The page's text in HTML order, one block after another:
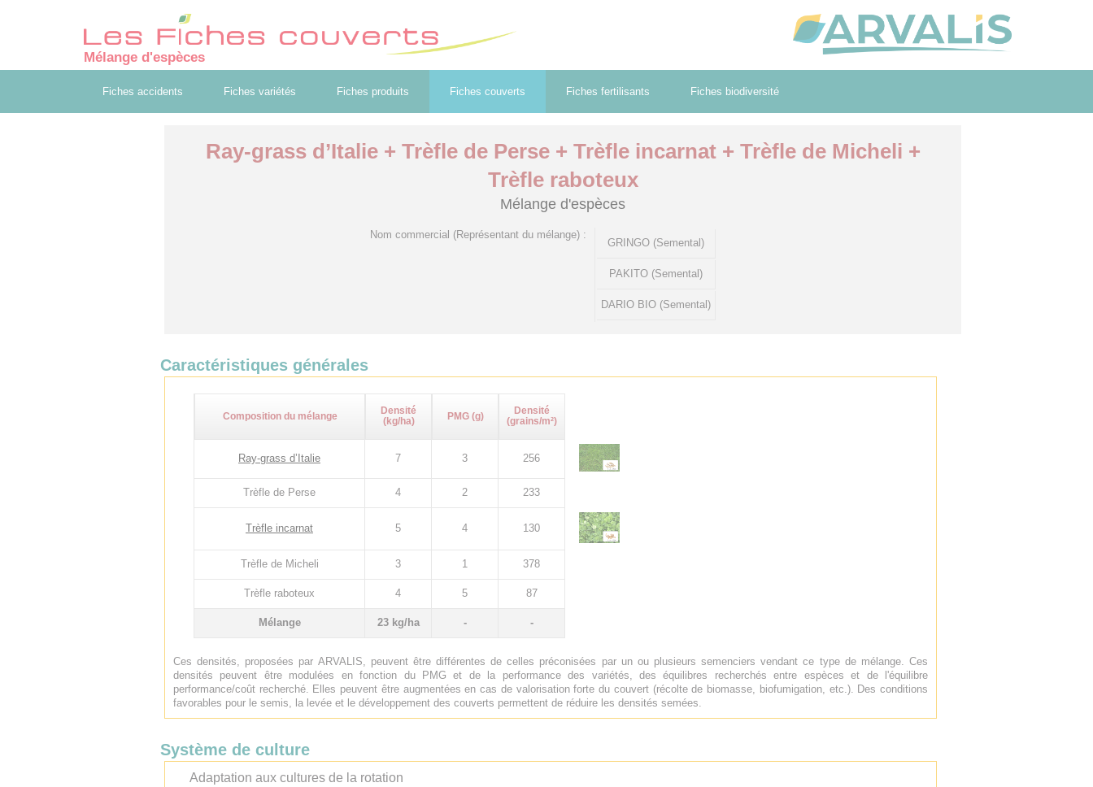
Mélange d'espèces
Fiches accidents Fiches variétés Fiches produits Fiches couverts Fiches fertilisants Fiches biodiversité
Ray-grass d’Italie + Trèfle de Perse + Trèfle incarnat + Trèfle de Micheli +
Trèfle raboteux
Mélange d'espèces
Nom commercial (Représentant du mélange) :
GRINGO (Semental)
PAKITO (Semental)
DARIO BIO (Semental)
Caractéristiques générales
Composition du mélange
Densité
(kg/ha)
PMG (g)
Densité
(grains/m²)
Ray-grass d’Italie 7 3 256
Trèfle de Perse 4 2 233
Trèfle incarnat 5 4 130
Trèfle de Micheli 3 1 378
Trèfle raboteux 4 5 87
Mélange 23 kg/ha - -
Ces densités, proposées par ARVALIS, peuvent être différentes de celles préconisées par un ou plusieurs semenciers vendant ce type de mélange. Ces
densités peuvent être modulées en fonction du PMG et de la performance des variétés, des équilibres recherchés entre espèces et de l'équilibre
performance/coût recherché. Elles peuvent être augmentées en cas de valorisation forte du couvert (récolte de biomasse, biofumigation, etc.). Des conditions
favorables pour le semis, la levée et le développement des couverts permettent de réduire les densités semées.
Système de culture
Adaptation aux cultures de la rotation